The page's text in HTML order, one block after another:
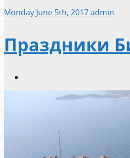
Monday June 5th, 2017admin
Праздники